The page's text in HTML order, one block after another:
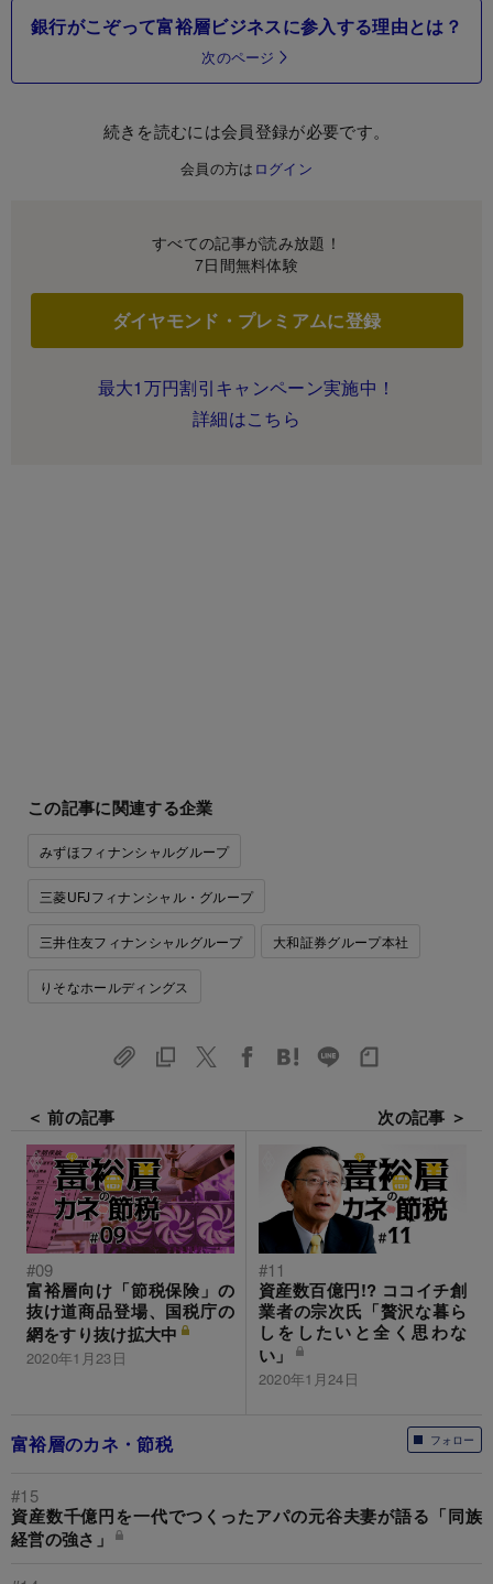
銀行がこぞって富裕層ビジネスに参入する理由とは？
次のページ
続きを読むには会員登録が必要です。
会員の方は ログイン
すべての記事が読み放題！
7日間無料体験
ダイヤモンド・プレミアムに登録
最大1万円割引キャンペーン実施中！
詳細はこちら
この記事に関連する企業
みずほフィナンシャルグループ
三菱UFJフィナンシャル・グループ
三井住友フィナンシャルグループ 大和証券グループ本社
りそなホールディングス
＜ 前の記事
#09
富裕層向け「節税保険」の
抜け道商品登場、国税庁の
網をすり抜け拡大中
2020年1月23日
次の記事 ＞
#11
資産数百億円!? ココイチ創
業者の宗次氏「贅沢な暮ら
しをしたいと全く思わな
い」
2020年1月24日
フォロー
富裕層のカネ・節税
#15
資産数千億円を一代でつくったアパの元谷夫妻が語る「同族
経営の強さ」